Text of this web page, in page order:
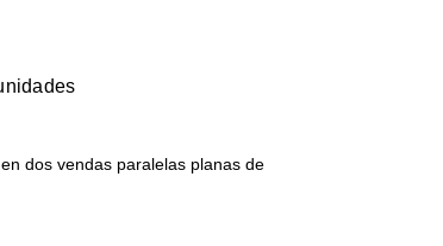
dos vendas paralelas planas de